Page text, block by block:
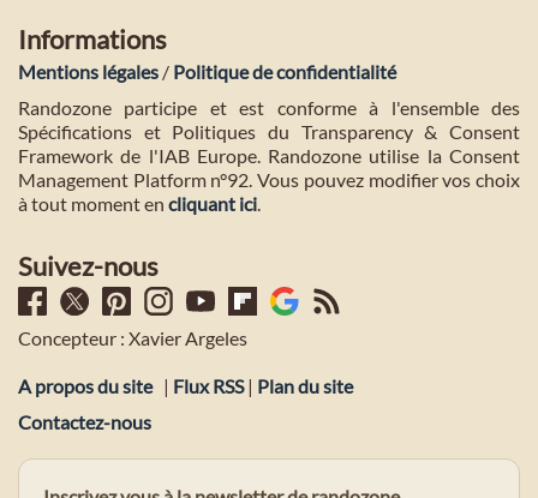
Informations
Mentions légales / Politique de confidentialité
Randozone participe et est conforme à l'ensemble des
Spécifications et Politiques du Transparency & Consent
Framework de l'IAB Europe. Randozone utilise la Consent
Management Platform n°92. Vous pouvez modifier vos choix
à tout moment en cliquant ici.
Suivez-nous
Concepteur : Xavier Argeles
A propos du site | Flux RSS| Plan du site
Contactez-nous